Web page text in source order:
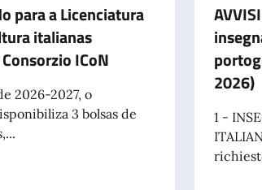
para a Licenciatura
italianas
ICoN
2026-2027, o
3 bolsas de
2026)
1 -